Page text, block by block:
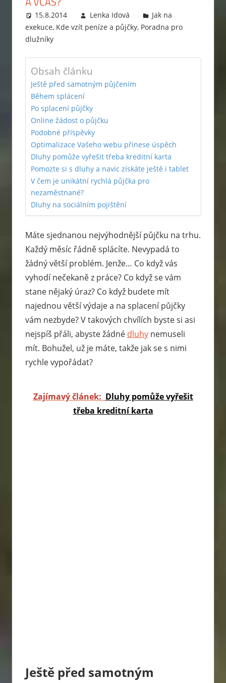
zabavit
exekutor,
exekuce
mzdu
bankovní
zbavit
dluhů
vyhnout
exekuci.
vám
poradíme.
15.8.2014 Lenka Idová
Jak na
exekuce, Kde vzít peníze a půjčky, Poradna pro
dlužníky
Obsah článku
Ještě před samotným půjčením
Během splácení
Po splacení půjčky
Online žádost o půjčku
Podobné příspěvky
Optimalizace Vašeho webu přinese úspěch
Dluhy pomůže vyřešit třeba kreditní karta
Pomozte si s dluhy a navíc získáte ještě i tablet
V čem je unikátní rychlá půjčka pro
nezaměstnané?
Dluhy na sociálním pojištění
Máte sjednanou nejvýhodnější půjčku na trhu.
Každý měsíc řádně splácíte. Nevypadá to
žádný větší problém. Jenže… Co když vás
vyhodí nečekaně z práce? Co když se vám
stane nějaký úraz? Co když budete mít
najednou větší výdaje a na splacení půjčky
vám nezbyde? V takových chvílích byste si asi
nejspíš přáli, abyste žádné dluhynemuseli
mít. Bohužel, už je máte, takže jak se s nimi
rychle vypořádat?
Zajímavý článek: Dluhy pomůže vyřešit
třeba kreditní karta
Ještě před samotným